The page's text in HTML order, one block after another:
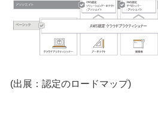
(出展：認定のロードマップ)